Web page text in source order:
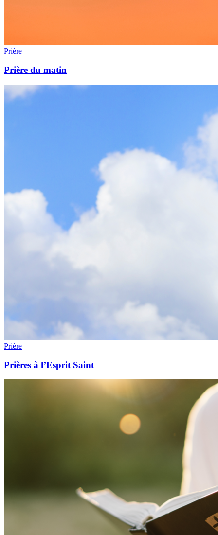
Prière
Prière du matin
Prière
Prières à l’Esprit Saint